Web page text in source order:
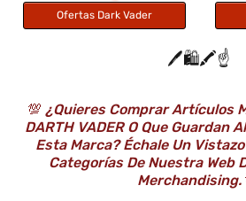
Ofertas Dark Vader
🖊️🛍️🖍️☝️
💯 ¿Quieres Comprar Artículos
DARTH VADER O Que Guardan
Esta Marca? Échale Un
Categorías De Nuestra Web
Merchandising.